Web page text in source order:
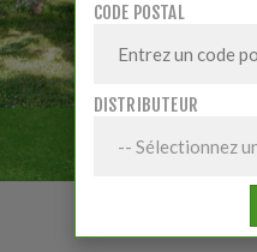
CODE POSTAL
DISTRIBUTEUR